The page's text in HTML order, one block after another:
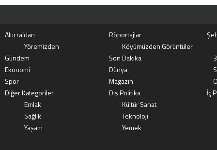
Alucra’dan Röportajlar
Yöremizden
Köyümüzden Görüntüler
Gündem
Son Dakika
Ekonomi
Dünya
Spor
Magazin
Diğer Kategoriler
Dış Politika
İç
Emlak
Kültür Sanat
Sağlık
Teknoloji
Yaşam
Yemek